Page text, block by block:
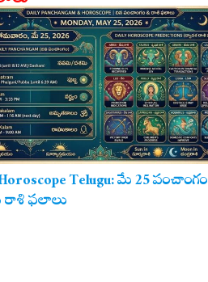
Telugu: మే 25 పంచాంగం
ఫలాలు